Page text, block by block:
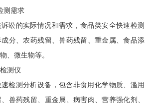
测需求
讼的实际情况和需求，食品类安全快速检测
分、农药残留、兽药残留、重金属、食品添
、微生物等。
测仪
检测分析设备，包含非食用化学物质、滥用
兽药残留、重金属、病害肉、营养强化剂、